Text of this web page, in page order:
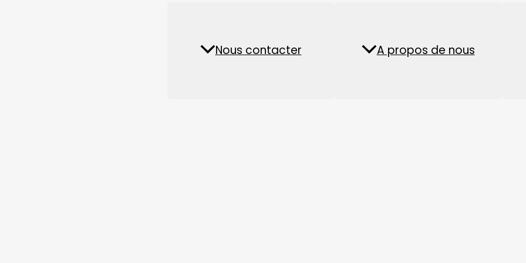
Usine d'aliments pour
Usine de pellets de
biomasse
d'aliments pour
Actualités FAQ
Nous contacter A propos de nous